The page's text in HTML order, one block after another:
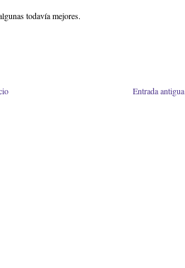
todavía mejores.
Entrada antigua